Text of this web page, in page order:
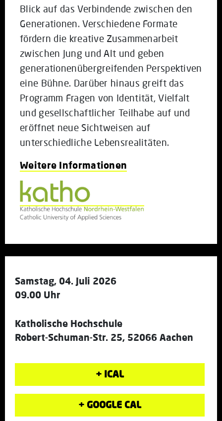
Blick auf das Verbindende zwischen den
Generationen. Verschiedene Formate
fördern die kreative Zusammenarbeit
zwischen Jung und Alt und geben
generationenübergreifenden Perspektiven
eine Bühne. Darüber hinaus greift das
Programm Fragen von Identität, Vielfalt
und gesellschaftlicher Teilhabe auf und
eröffnet neue Sichtweisen auf
unterschiedliche Lebensrealitäten.
Weitere Informationen
Samstag, 04. Juli 2026
09.00 Uhr
Katholische Hochschule
Robert-Schuman-Str. 25, 52066 Aachen
+ ICAL
+ GOOGLE CAL